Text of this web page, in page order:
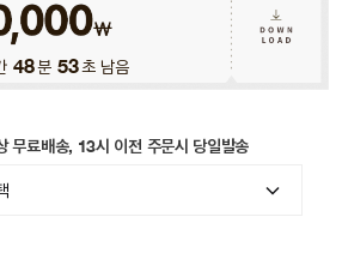
48분 50초 남음
무료배송, 13시 이전 주문시 당일발송